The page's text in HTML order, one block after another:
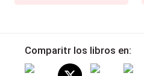
Comparitr los libros en: